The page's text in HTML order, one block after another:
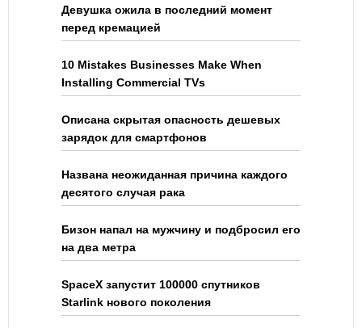
Девушка ожила в последний момент
перед кремацией
10 Mistakes Businesses Make When
Installing Commercial TVs
Описана скрытая опасность дешевых
зарядок для смартфонов
Названа неожиданная причина каждого
десятого случая рака
Бизон напал на мужчину и подбросил его
на два метра
SpaceX запустит 100000 спутников
Starlink нового поколения